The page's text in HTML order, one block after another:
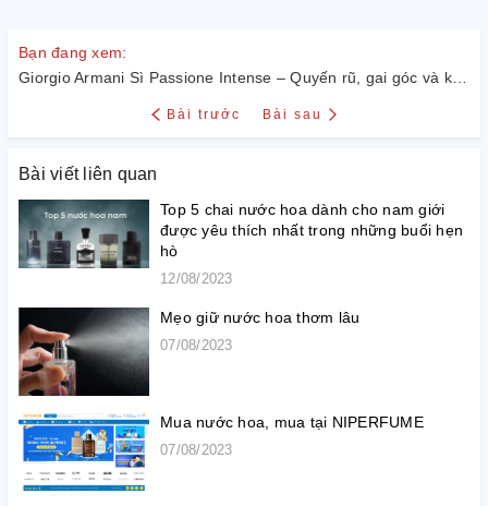
Bạn đang xem:
Giorgio Armani Sì Passione Intense – Quyến rũ, gai góc và khẳng khái
Bài trước Bài sau
Bài viết liên quan
Top 5 chai nước hoa dành cho nam giới
được yêu thích nhất trong những buổi hẹn
hò
12/08/2023
Mẹo giữ nước hoa thơm lâu
07/08/2023
Mua nước hoa, mua tại NIPERFUME
07/08/2023